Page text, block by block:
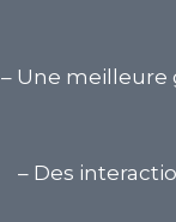
– Une meilleure
– Des